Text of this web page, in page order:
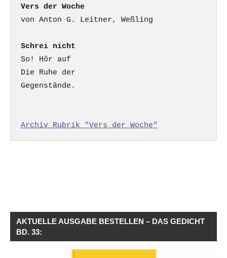
Vers der Woche
Schrei nicht
So! Hör auf
Die Ruhe der
Gegenstände.
Archiv Rubrik "Vers der Woche"
AKTUELLE AUSGABE BESTELLEN – DAS GEDICHT
BD. 33: